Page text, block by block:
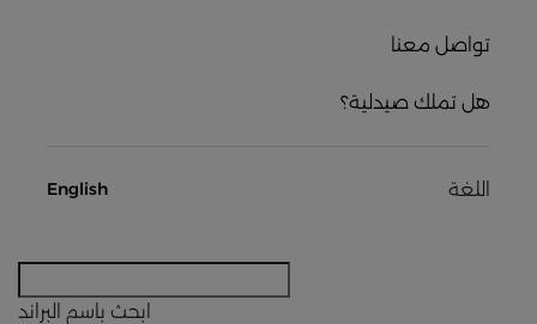
تواصل معنا
هل تملك صيدلية؟
اللغة English
ابحث باسم البراند